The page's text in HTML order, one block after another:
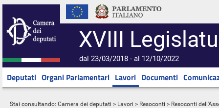
XVIII
dal 23/03/2018 - al 12/10/2022
Deputati Organi Parlamentari Lavori Documenti
Stai consultando: Camera dei deputati > Lavori > Resoconti > Resoconti